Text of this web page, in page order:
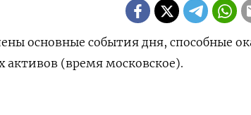
основные события дня, способные
активов (время московское).